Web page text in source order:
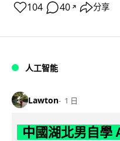
104 40 ↗ 分享
人工智能
Lawton 1 日
中國湖北男自學